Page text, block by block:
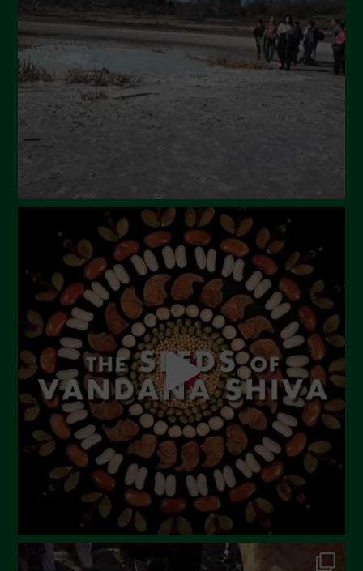
Luglio 2024
Maggio 2024
Aprile 2024
Marzo 2024
Febbraio 2024
Ottobre 2023
Settembre 2023
Agosto 2023
Luglio 2023
Giugno 2023
Maggio 2023
Aprile 2023
Marzo 2023
Febbraio 2023
Dicembre 2022
Novembre 2022
Ottobre 2022